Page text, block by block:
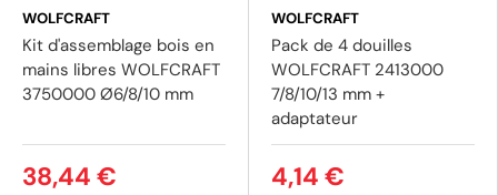
(1 avis)
WOLFCRAFT
Kit d'assemblage bois en
mains libres WOLFCRAFT
3750000 Ø6/8/10 mm
38,44 €
WOLFCRAFT
Pack de 4 douilles
WOLFCRAFT 2413000
7/8/10/13 mm +
adaptateur
4,14 €